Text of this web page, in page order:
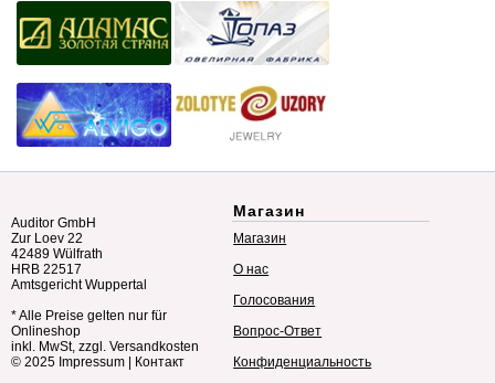
Auditor GmbH
Zur Loev 22
42489 Wülfrath
HRB 22517
Amtsgericht Wuppertal
* Alle Preise gelten nur für
Onlineshop
inkl. MwSt, zzgl. Versandkosten
© 2025 Impressum | Контакт
Магазин
Магазин
О нас
Голосования
Вопрос-Ответ
Конфиденциальность